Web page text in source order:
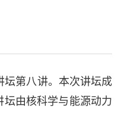
坛第八讲。本次讲坛成
由核科学与能源动力